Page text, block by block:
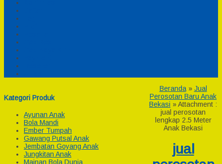
Kategori Produk
Ayunan Anak
Bola Mandi
Ember Tumpah
Gawang Putsal Anak
Jembatan Goyang Anak
Jungkitan Anak
Mainan Bola Dunia
Beranda» Jual
Perosotan Baru Anak
Bekasi » Attachment :
jual perosotan
lengkap 2.5 Meter
Anak Bekasi
jual